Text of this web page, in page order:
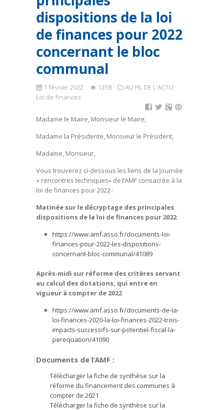
dispositions de la loi
de finances pour 2022
concernant le bloc
communal
1 février 2022 1358 AU FIL DE L'ACTU,
Loi de finances
Madame le Maire, Monsieur le Maire,
Madame la Présidente, Monsieur le Président,
Madame, Monsieur,
Vous trouverez ci-dessous les liens de la journée
« rencontres techniques» de l’AMF consacrée à la
loi de finances pour 2022 :
Matinée sur le décryptage des principales
dispositions de la loi de finances pour 2022
https://www.amf.asso.fr/documents-loi-
finances-pour-2022-les-dispositions-
concernant-bloc-communal/41089
Après-midi sur réforme des critères servant
au calcul des dotations, qui entre en
vigueur à compter de 2022
https://www.amf.asso.fr/documents-de-la-
loi-finances-2020-la-loi-finances-2022-trois-
impacts-successifs-sur-potentiel-fiscal-la-
perequation/41090
Documents de l’AMF :
Télécharger la fiche de synthèse sur la
réforme du financement des communes à
compter de 2021
Télécharger la fiche de synthèse sur la